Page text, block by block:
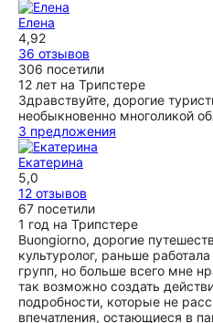
ощутить очарование этого
фрески, и фонтаны; история
переплелась с сегодняшним
теперь навсегда с нами. Без
заметили многих
истории Умбрии и Перуджи.
благодарность и пожелания
ещё
Елена
4,92
36 отзывов
306 посетили
12 лет на Трипстере
Здравствуйте, дорогие
необыкновенно многоликой
3 предложения
Екатерина
5,0
12 отзывов
67 посетили
1 год на Трипстере
Buongiorno, дорогие
культуролог, раньше
групп, но больше всего мне
так возможно создать
подробности, которые не
впечатления, остающиеся в